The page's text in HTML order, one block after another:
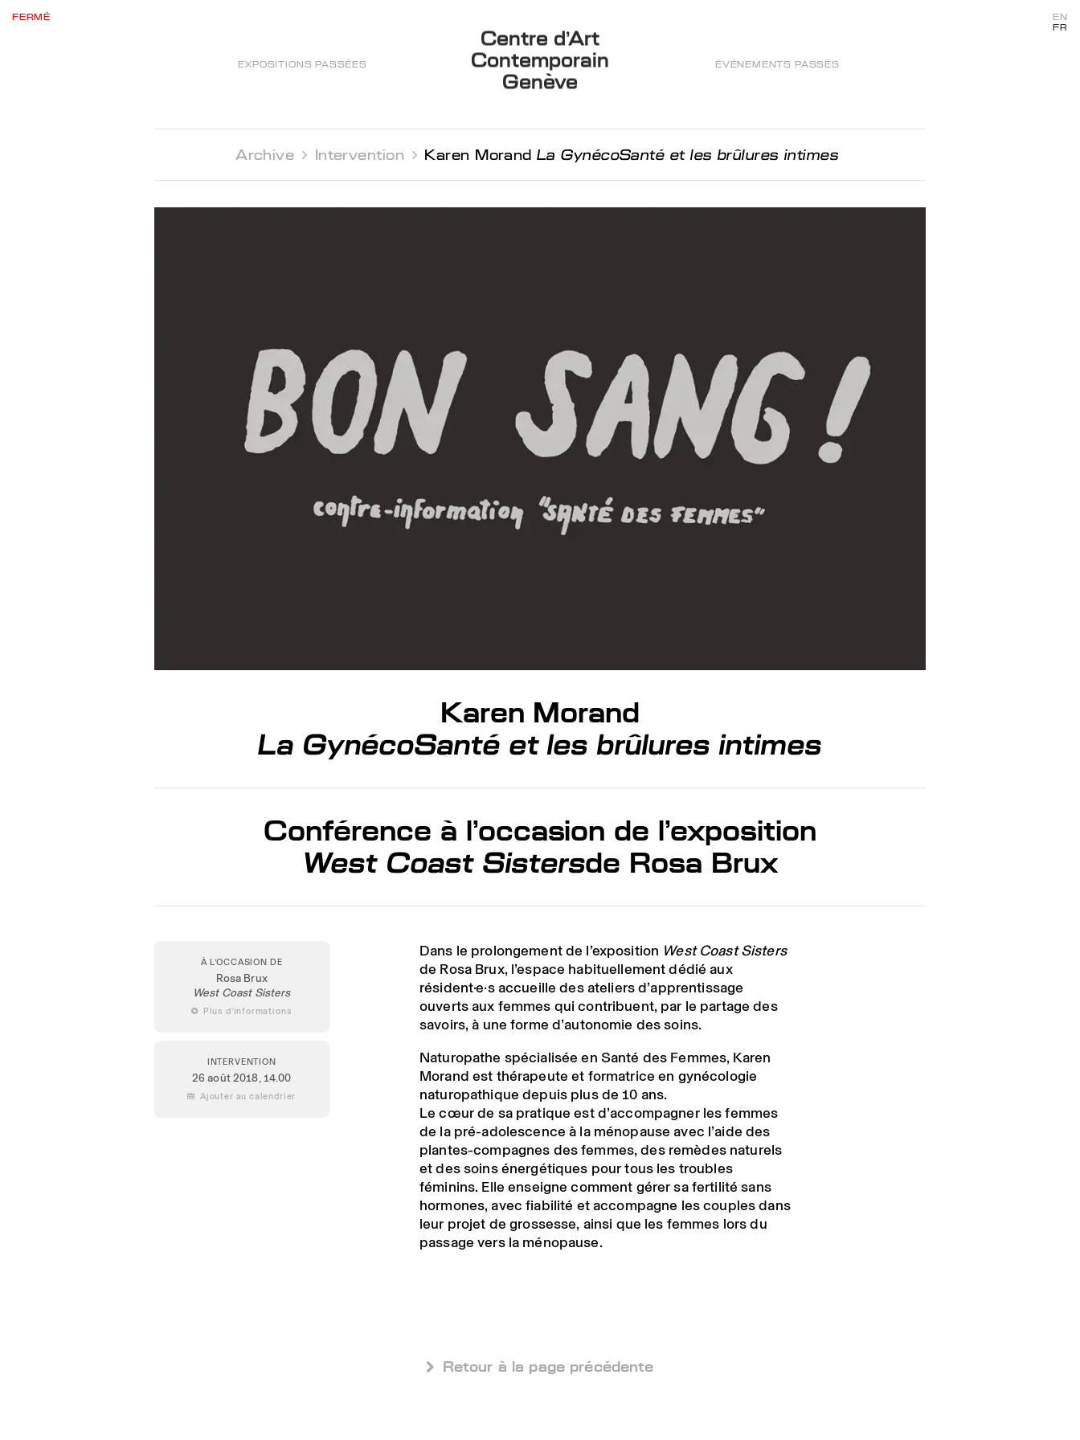
FERMÉ
EXPOSITIONS PASSÉES
Centre d’Art
Contemporain
Genève
ÉVÉNEMENTS PASSÉS
EN
FR
Archive  Intervention  Karen MorandLa GynécoSanté et les brûlures intimes
Karen Morand
La GynécoSanté et les brûlures intimes
Conférence à l’occasion de l’exposition
West Coast Sistersde Rosa Brux
À L’OCCASION DE
Rosa Brux
West Coast Sisters
 Plus d’informations
INTERVENTION
26 août 2018, 14.00
 Ajouter au calendrier
Dans le prolongement de l’exposition West Coast Sisters
de Rosa Brux, l’espace habituellement dédié aux
résident·e·s accueille des ateliers d’apprentissage
ouverts aux femmes qui contribuent, par le partage des
savoirs, à une forme d’autonomie des soins.
Naturopathe spécialisée en Santé des Femmes, Karen
Morand est thérapeute et formatrice en gynécologie
naturopathique depuis plus de 10 ans.
Le cœur de sa pratique est d’accompagner les femmes
de la pré-adolescence à la ménopause avec l’aide des
plantes-compagnes des femmes, des remèdes naturels
et des soins énergétiques pour tous les troubles
féminins. Elle enseigne comment gérer sa fertilité sans
hormones, avec fiabilité et accompagne les couples dans
leur projet de grossesse, ainsi que les femmes lors du
passage vers la ménopause.
 Retour à la page précédente